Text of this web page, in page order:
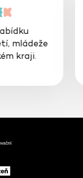
mládeže
kraji.